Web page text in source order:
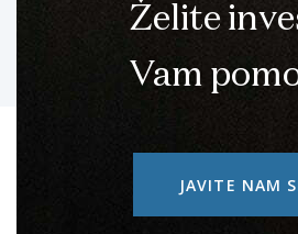
Želite
Vam
JAVITE NAM